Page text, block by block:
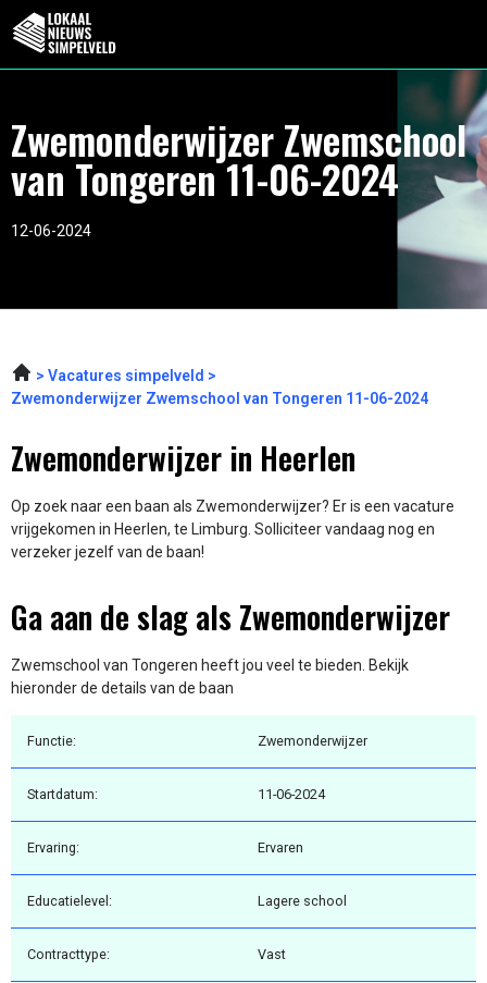
Zwemonderwijzer Zwemschool
van Tongeren 11-06-2024
12-06-2024
Vacatures simpelveld
Zwemonderwijzer Zwemschool van Tongeren 11-06-2024
Zwemonderwijzer in Heerlen
Op zoek naar een baan als Zwemonderwijzer? Er is een vacature
vrijgekomen in Heerlen, te Limburg. Solliciteer vandaag nog en
verzeker jezelf van de baan!
Ga aan de slag als Zwemonderwijzer
Zwemschool van Tongeren heeft jou veel te bieden. Bekijk
hieronder de details van de baan
Functie: Zwemonderwijzer
Startdatum: 11-06-2024
Ervaring: Ervaren
Educatielevel: Lagere school
Contracttype: Vast